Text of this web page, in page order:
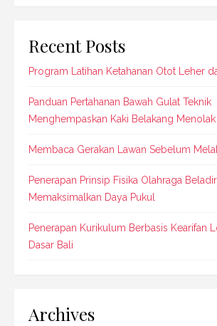
Recent Posts
Program Latihan Ketahanan Otot Leher
Panduan Pertahanan Bawah Gulat Teknik
Menghempaskan Kaki Belakang
Membaca Gerakan Lawan Sebelum
Penerapan Prinsip Fisika Olahraga
Memaksimalkan Daya Pukul
Penerapan Kurikulum Berbasis Kearifan
Dasar Bali
Archives